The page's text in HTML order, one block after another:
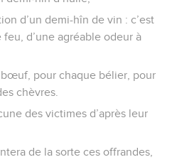
d’un demi-hîn de vin : c’est
d’une agréable odeur à
pour chaque bélier, pour
chèvres.
des victimes d’après leur
de la sorte ces offrandes,